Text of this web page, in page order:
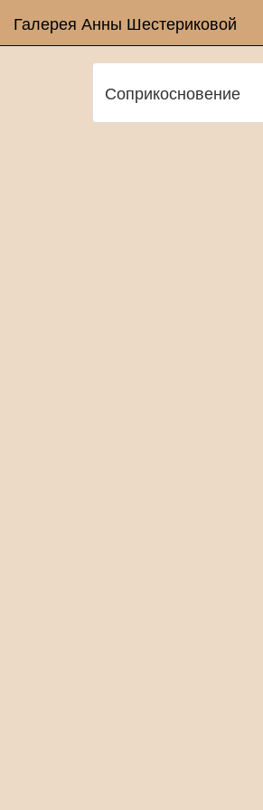
Галерея Анны Шестериковой
Соприкосновение